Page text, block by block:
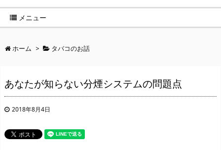
メニュー
ホーム > タバコのお話
あなたが知らない分煙システムの問題点
2018年8月4日